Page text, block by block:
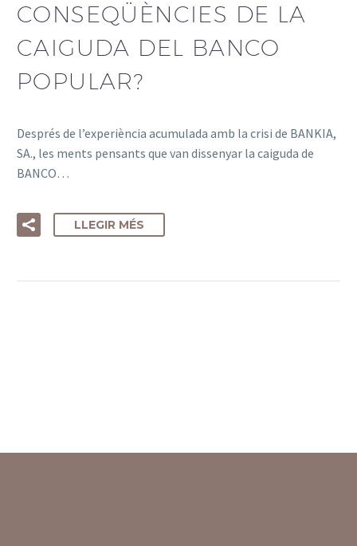
CONSEQÜÈNCIES DE LA
CAIGUDA DEL BANCO
POPULAR?
Després de l’experiència acumulada amb la crisi de BANKIA,
SA., les ments pensants que van dissenyar la caiguda de
BANCO…
LLEGIR MÉS